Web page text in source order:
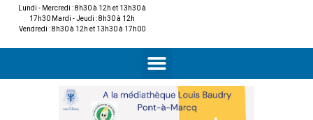
Lundi - Mercredi : 8h30 à 12h et 13h30 à
17h30 Mardi - Jeudi : 8h30 à 12h
Vendredi : 8h30 à 12h et 13h30 à 17h00